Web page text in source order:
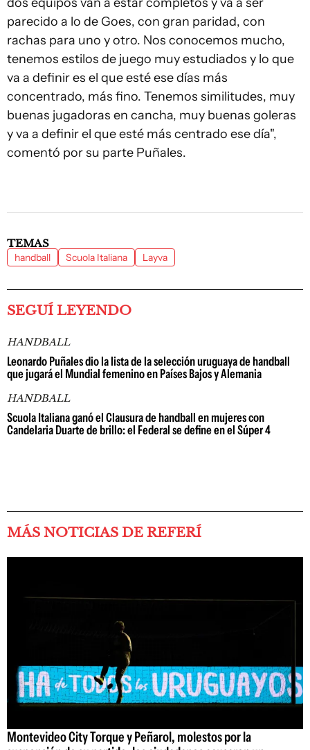
parecido a lo de Goes, con gran paridad, con
rachas para uno y otro. Nos conocemos mucho,
tenemos estilos de juego muy estudiados y lo que
va a definir es el que esté ese días más
concentrado, más fino. Tenemos similitudes, muy
buenas jugadoras en cancha, muy buenas goleras
y va a definir el que esté más centrado ese día",
comentó por su parte Puñales.
TEMAS
handball Scuola Italiana Layva
SEGUÍ LEYENDO
HANDBALL
Leonardo Puñales dio la lista de la selección uruguaya de handball
que jugará el Mundial femenino en Países Bajos y Alemania
HANDBALL
Scuola Italiana ganó el Clausura de handball en mujeres con
Candelaria Duarte de brillo: el Federal se define en el Súper 4
MÁS NOTICIAS DE REFERÍ
Montevideo City Torque y Peñarol, molestos por la